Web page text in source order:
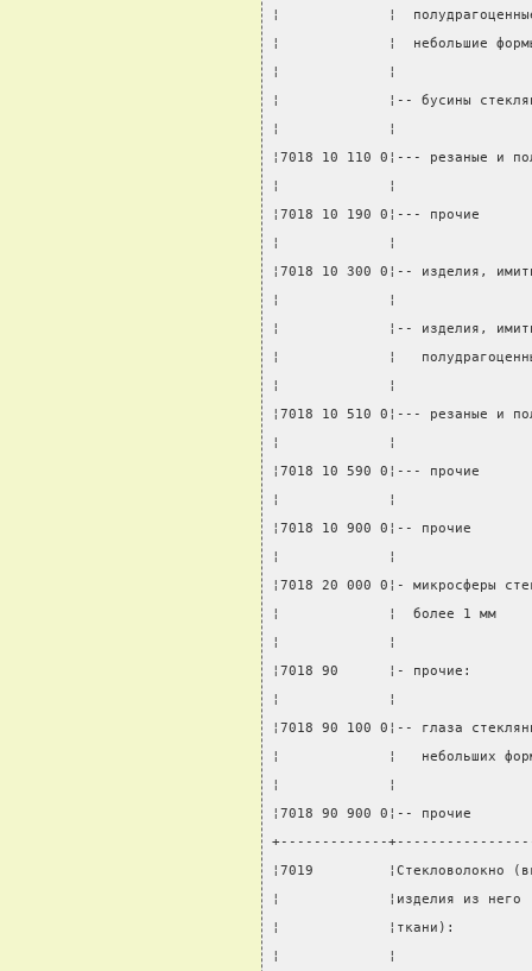
¦             ¦
¦             ¦  небольшие
¦             ¦
¦             ¦-- бусины
¦             ¦
¦7018 10 110 0¦--- резаные и
¦             ¦
¦7018 10 190 0¦---
¦             ¦
¦7018 10 300 0¦-- изделия,
¦             ¦
¦             ¦-- изделия,
¦             ¦
¦             ¦
¦7018 10 510 0¦--- резаные и
¦             ¦
¦7018 10 590 0¦---
¦             ¦
¦7018 10 900 0¦--
¦             ¦
¦7018 20 000 0¦- микросферы
¦             ¦  более 1
¦             ¦
¦7018 90      ¦-
¦             ¦
¦7018 90 100 0¦-- глаза
¦             ¦   небольших
¦             ¦
¦7018 90 900 0¦--
+-------------
¦7019         ¦Стекловолокно
¦             ¦изделия из
¦             ¦ткани):
¦             ¦